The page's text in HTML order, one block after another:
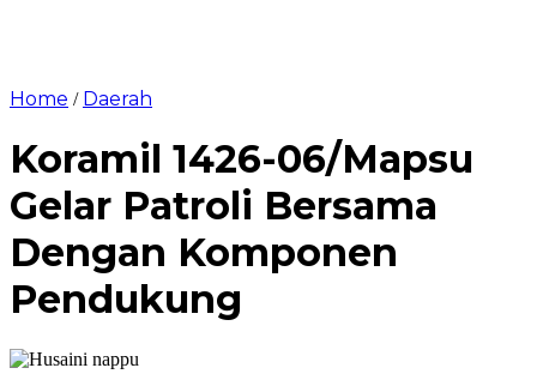
Home / Daerah
Koramil 1426-06/Mapsu
Gelar Patroli Bersama
Dengan Komponen
Pendukung